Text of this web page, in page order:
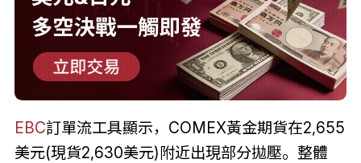
EBC訂單流工具顯示，COMEX黃金期貨在2,655
美元(現貨2,630美元)附近出現部分拋壓。整體